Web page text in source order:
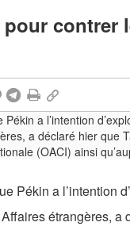
pour
Pékin a l’intention
étrangères, a